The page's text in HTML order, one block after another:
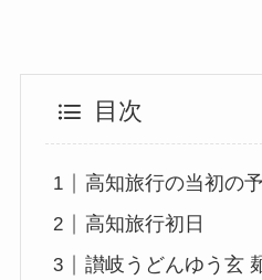
目次
高知旅行の当初の
高知旅行初日
讃岐うどんゆう玄